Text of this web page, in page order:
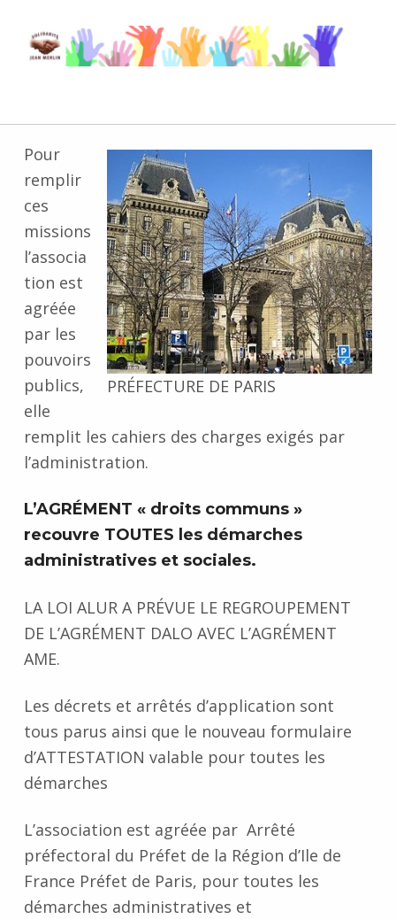
A
g
r
é
m
e
n
t
s
PRÉFECTURE DE PARIS
Pour
remplir
ces
missions
l’associa
tion est
agréée
par les
pouvoirs
publics,
elle
remplit les cahiers des charges exigés par
l’administration.
L’AGRÉMENT « droits communs »
recouvre TOUTES les démarches
administratives et sociales.
LA LOI ALUR A PRÉVUE LE REGROUPEMENT
DE L’AGRÉMENT DALO AVEC L’AGRÉMENT
AME.
Les décrets et arrêtés d’application sont
tous parus ainsi que le nouveau formulaire
d’ATTESTATION valable pour toutes les
démarches
L’association est agréée par Arrêté
préfectoral du Préfet de la Région d’Ile de
France Préfet de Paris, pour toutes les
démarches administratives et